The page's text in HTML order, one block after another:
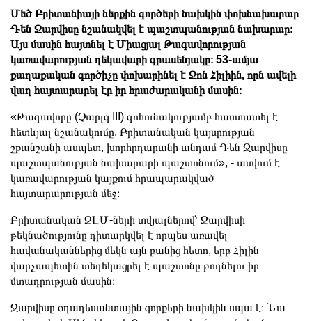
Մեծ Բրիտանիայի ներքին գործերի նախկին փոխնախարար
Դեն Ջարվիսը նշանակվել է պաշտպանության նախարար։
Այս մասին հայտնել է Միացյալ Թագավորության
կառավարության ղեկավարի գրասենյակը։ 53-ամյա
քաղաքական գործիչը փոխարինել է Ջոն Հիլիին, որն ավելի
վաղ հայտարարել էր իր հրաժարականի մասին։
«Թագավորը (Չարլզ III) գոհունակությամբ հաստատել է
հետևյալ նշանակումը. Բրիտանական կայսրության
շքանշանի ասպետ, խորհրդարանի անդամ Դեն Ջարվիսը
պաշտպանության նախարարի պաշտոնում», - ասվում է
կառավարության կայքում հրապարակված
հայտարարության մեջ։
Բրիտանական ԶԼՄ-ների տվյալներով՝ Ջարվիսի
թեկնածությունը դիտարկվել է որպես առավել
հավանականներից մեկն այն բանից հետո, երբ Հիլին
վարչապետին տեղեկացրել է պաշտոնը թողնելու իր
մտադրության մասին։
Ջարվիսը օդադեսանտային զորքերի նախկին սպա է։ Նա